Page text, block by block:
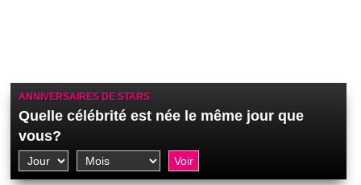
ANNIVERSAIRES DE STARS
Quelle célébrité est née le même jour que
vous?